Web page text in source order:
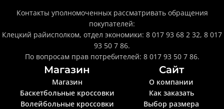
Контакты уполномоченных рассматривать обращения
покупателей:
Клецкий райисполком, отдел экономики: 8 017 93 68 2 32, 8 017
93 50 7 86.
По вопросам прав потребителей: 8 017 93 50 7 86.
Магазин
Магазин
Баскетбольные кроссовки
Волейбольные кроссовки
Сайт
О компании
Как заказать
Выбор размера